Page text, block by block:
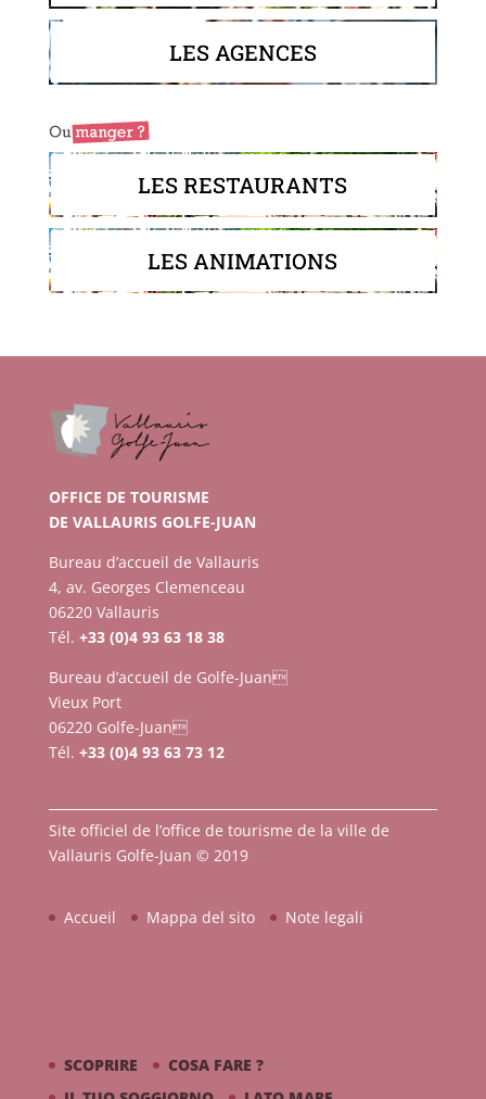
LES AGENCES
LES RESTAURANTS
LES ANIMATIONS
OFFICE DE TOURISME
DE VALLAURIS GOLFE-JUAN
Bureau d’accueil de Vallauris
4, av. Georges Clemenceau
06220 Vallauris
Tél. +33 (0)4 93 63 18 38
Bureau d’accueil de Golfe-Juan
Vieux Port
06220 Golfe-Juan
Tél. +33 (0)4 93 63 73 12
Site officiel de l’office de tourisme de la ville de
Vallauris Golfe-Juan © 2019
Accueil Mappa del sito Note legali
SCOPRIRE
COSA FARE ?